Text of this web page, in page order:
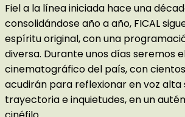
Fiel a la línea iniciada hace una
consolidándose año a año, FICAL
espíritu original, con una
diversa. Durante unos días seremos
cinematográfico del país, con
acudirán para reflexionar en voz alta
trayectoria e inquietudes, en un